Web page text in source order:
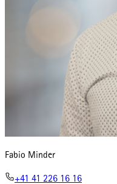
Fabio Minder
+41 41 226 16 16